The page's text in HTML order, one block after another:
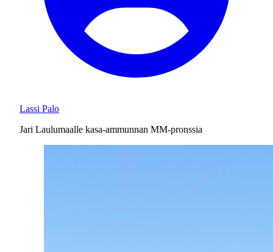
Lassi Palo
Jari Laulumaalle kasa-ammunnan MM-pronssia